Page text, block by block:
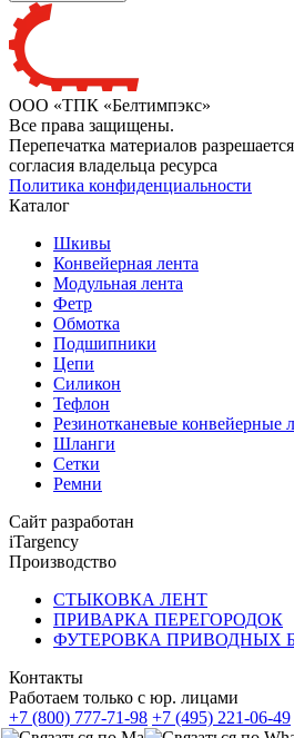
ООО «ТПК «Белтимпэкс»
Все права защищены.
Перепечатка материалов
согласия владельца ресурса
Политика конфиденциальности
Каталог
Шкивы
Конвейерная лента
Модульная лента
Фетр
Обмотка
Подшипники
Цепи
Силикон
Тефлон
Резинотканевые конвейерные
Шланги
Сетки
Ремни
Сайт разработан
iTargency
Производство
СТЫКОВКА ЛЕНТ
ПРИВАРКА ПЕРЕГОРОДОК
ФУТЕРОВКА ПРИВОДНЫХ
Контакты
Работаем только с юр. лицами
+7 (800) 777-71-98 +7 (495) 221-06-49